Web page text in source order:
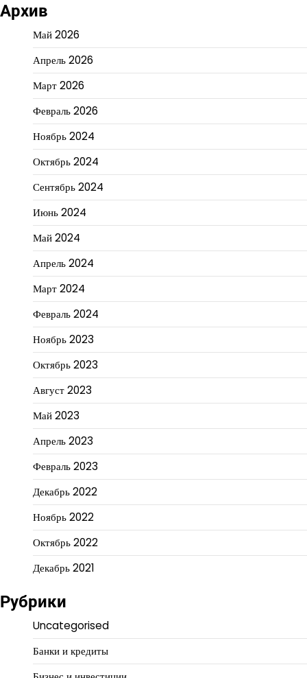
Архив
Май 2026
Апрель 2026
Март 2026
Февраль 2026
Ноябрь 2024
Октябрь 2024
Сентябрь 2024
Июнь 2024
Май 2024
Апрель 2024
Март 2024
Февраль 2024
Ноябрь 2023
Октябрь 2023
Август 2023
Май 2023
Апрель 2023
Февраль 2023
Декабрь 2022
Ноябрь 2022
Октябрь 2022
Декабрь 2021
Рубрики
Uncategorised
Банки и кредиты